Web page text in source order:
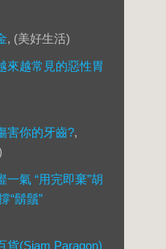
, (美好生活)
來越常見的惡性胃
害你的牙齒?,
一氣 “用完即棄”胡
“鬍鬚”
貨(Siam Paragon)